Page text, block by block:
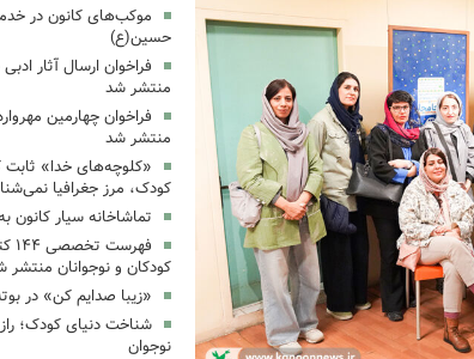
موکب‌های کانون در
حسین(ع)
فراخوان ارسال آثار
منتشر شد
فراخوان چهارمین
منتشر شد
«کلوچه‌های خدا» ثابت
کودک، مرز جغرافیا
تماشاخانه سیار کانون
کودکان و نوجوانان منتشر
«زیبا صدایم کن» در
شناخت دنیای کودک؛
نوجوان